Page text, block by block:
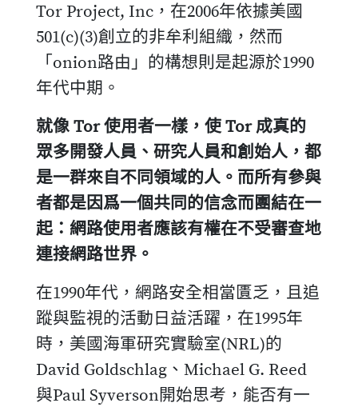
Tor Project, Inc，在2006年依據美國
501(c)(3)創立的非牟利組織，然而
「onion路由」的構想則是起源於1990
年代中期。
就像 Tor 使用者一樣，使 Tor 成真的
眾多開發人員、研究人員和創始人，都
是一群來自不同領域的人。而所有參與
者都是因爲一個共同的信念而團結在一
起：網路使用者應該有權在不受審查地
連接網路世界。
在1990年代，網路安全相當匱乏，且追
蹤與監視的活動日益活躍，在1995年
時，美國海軍研究實驗室(NRL)的
David Goldschlag、Michael G. Reed
與Paul Syverson開始思考，能否有一